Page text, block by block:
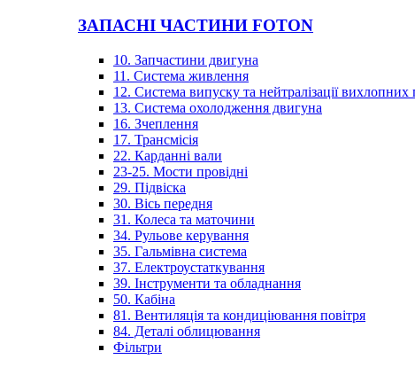
ЗАПАСНІ ЧАСТИНИ FOTON
10. Запчастини двигуна
11. Система живлення
12. Система випуску та нейтралізації вихлопних
13. Система охолодження двигуна
16. Зчеплення
17. Трансмісія
22. Карданні вали
23-25. Мости провідні
29. Підвіска
30. Вісь передня
31. Колеса та маточини
34. Рульове керування
35. Гальмівна система
37. Електроустаткування
39. Інструменти та обладнання
50. Кабіна
81. Вентиляція та кондиціювання повітря
84. Деталі облицювання
Фільтри